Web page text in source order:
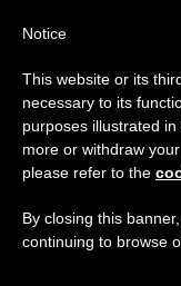
Aviso
Del 27 de julio
anual,
se generan
Notice
This website or its
necessary to its
purposes illustrated
more or withdraw
please refer to the
By closing this
continuing to browse